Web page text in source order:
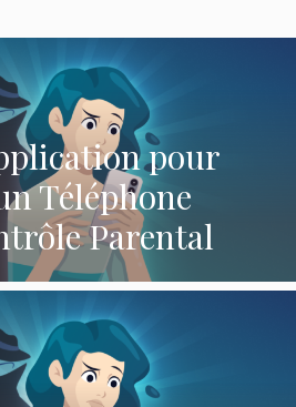
pour
Téléphone
Parental